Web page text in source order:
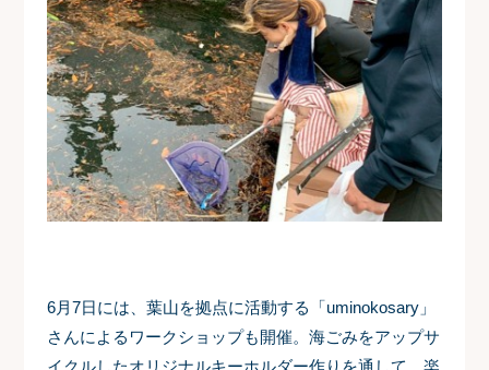
6月7日には、葉山を拠点に活動する「uminokosary」
さんによるワークショップも開催。海ごみをアップサ